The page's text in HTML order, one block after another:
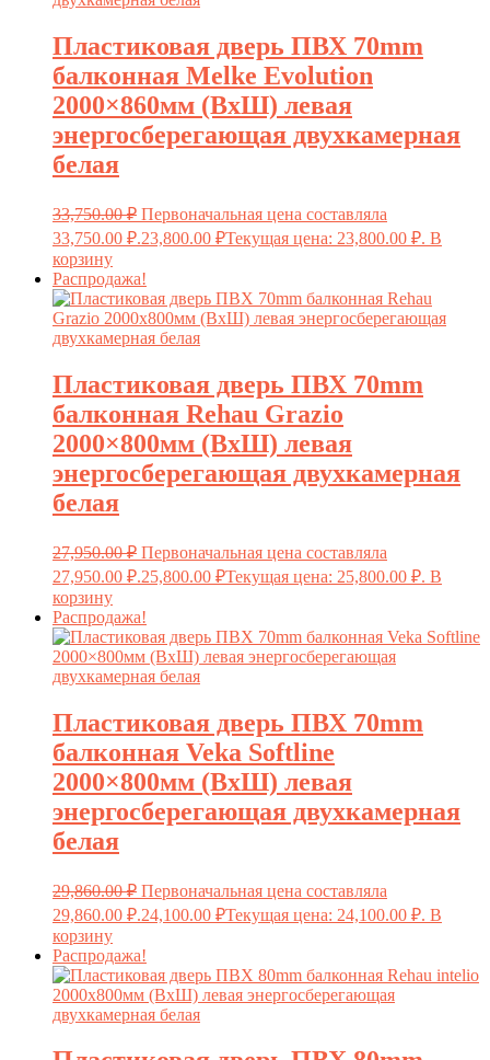
Пластиковая дверь ПВХ 70mm
балконная Melke Evolution
2000×860мм (ВхШ) левая
энергосберегающая двухкамерная
белая
33,750.00₽ Первоначальная цена составляла
33,750.00 ₽.23,800.00 ₽Текущая цена: 23,800.00 ₽. В
корзину
Распродажа!
Пластиковая дверь ПВХ 70mm
балконная Rehau Grazio
2000×800мм (ВхШ) левая
энергосберегающая двухкамерная
белая
27,950.00₽ Первоначальная цена составляла
27,950.00 ₽.25,800.00 ₽Текущая цена: 25,800.00 ₽. В
корзину
Распродажа!
Пластиковая дверь ПВХ 70mm
балконная Veka Softline
2000×800мм (ВхШ) левая
энергосберегающая двухкамерная
белая
29,860.00₽ Первоначальная цена составляла
29,860.00 ₽.24,100.00 ₽Текущая цена: 24,100.00 ₽. В
корзину
Распродажа!